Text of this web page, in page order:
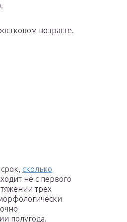
возрасте.
сколько
не с первого
трех
полугода.